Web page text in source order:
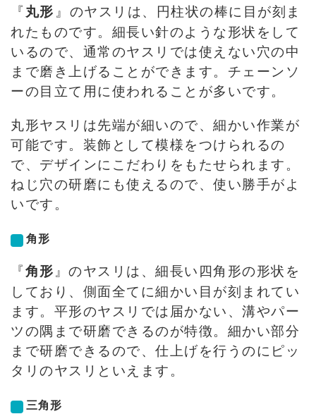
『丸形』のヤスリは、円柱状の棒に目が刻ま
れたものです。細長い針のような形状をして
いるので、通常のヤスリでは使えない穴の中
まで磨き上げることができます。チェーンソ
ーの目立て用に使われることが多いです。
丸形ヤスリは先端が細いので、細かい作業が
可能です。装飾として模様をつけられるの
で、デザインにこだわりをもたせられます。
ねじ穴の研磨にも使えるので、使い勝手がよ
いです。
角形
『角形』のヤスリは、細長い四角形の形状を
しており、側面全てに細かい目が刻まれてい
ます。平形のヤスリでは届かない、溝やパー
ツの隅まで研磨できるのが特徴。細かい部分
まで研磨できるので、仕上げを行うのにピッ
タリのヤスリといえます。
三角形